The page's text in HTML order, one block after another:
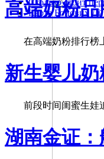
Карта Бойових
高端奶粉
在高端奶粉排行榜上
新生婴儿
前段时间闺蜜生娃追
湖南金证